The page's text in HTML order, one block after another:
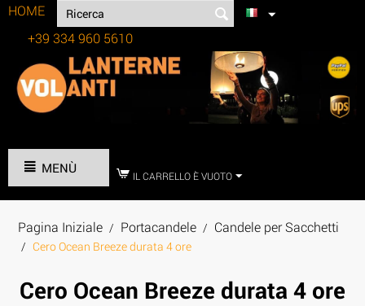
HOME
+39 334 960 5610
MENÙ IL CARRELLO È VUOTO
Pagina Iniziale / Portacandele / Candele per Sacchetti
/ Cero Ocean Breeze durata 4 ore
Cero Ocean Breeze durata 4 ore